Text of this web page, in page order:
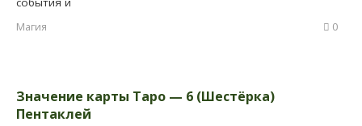
Магия
0
Значение карты Таро — 6 (Шестёрка)
Пентаклей